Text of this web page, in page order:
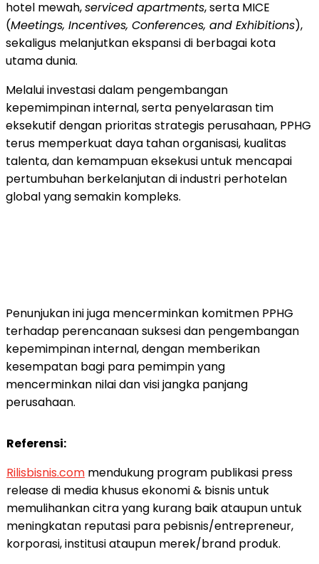
hotel mewah,serviced apartments, serta MICE
(Meetings, Incentives, Conferences, and Exhibitions),
sekaligus melanjutkan ekspansi di berbagai kota
utama dunia.
Melalui investasi dalam pengembangan
kepemimpinan internal, serta penyelarasan tim
eksekutif dengan prioritas strategis perusahaan, PPHG
terus memperkuat daya tahan organisasi, kualitas
talenta, dan kemampuan eksekusi untuk mencapai
pertumbuhan berkelanjutan di industri perhotelan
global yang semakin kompleks.
Penunjukan ini juga mencerminkan komitmen PPHG
terhadap perencanaan suksesi dan pengembangan
kepemimpinan internal, dengan memberikan
kesempatan bagi para pemimpin yang
mencerminkan nilai dan visi jangka panjang
perusahaan.
Referensi:
Rilisbisnis.com mendukung program publikasi press
release di media khusus ekonomi & bisnis untuk
memulihankan citra yang kurang baik ataupun untuk
meningkatan reputasi para pebisnis/entrepreneur,
korporasi, institusi ataupun merek/brand produk.